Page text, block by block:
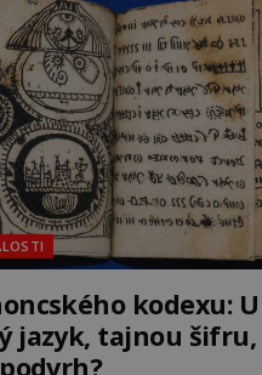
pravdy, nebo jde jen o
Michail
1970) a
kodexu:
jazyk, tajnou šifru,